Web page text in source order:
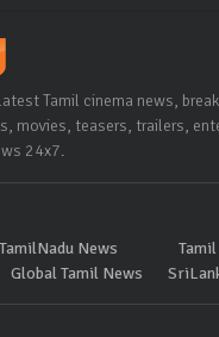
Tamil cinema news,
movies, teasers, trailers,
24x7.
TamilNadu News
Global Tamil News